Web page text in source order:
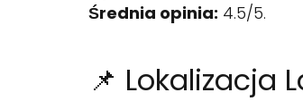
Średnia opinia: 4.5/5.
📌 Lokalizacja